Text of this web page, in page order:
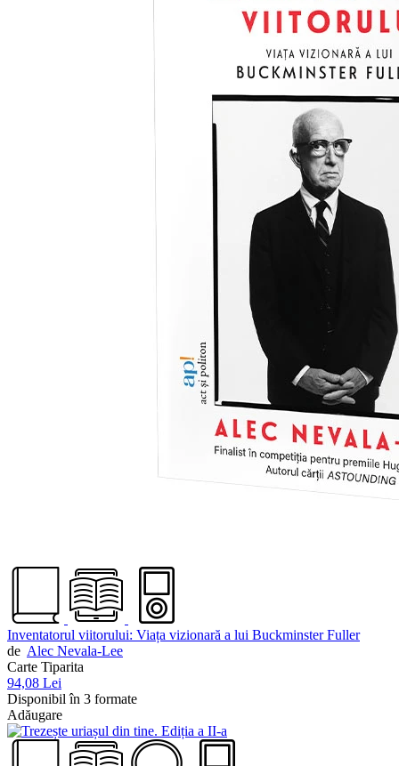
Inventatorul viitorului: Viața vizionară a lui Buckminster Fuller
de Alec Nevala-Lee
Carte Tiparita
94,08 Lei
Disponibil în 3 formate
Adăugare